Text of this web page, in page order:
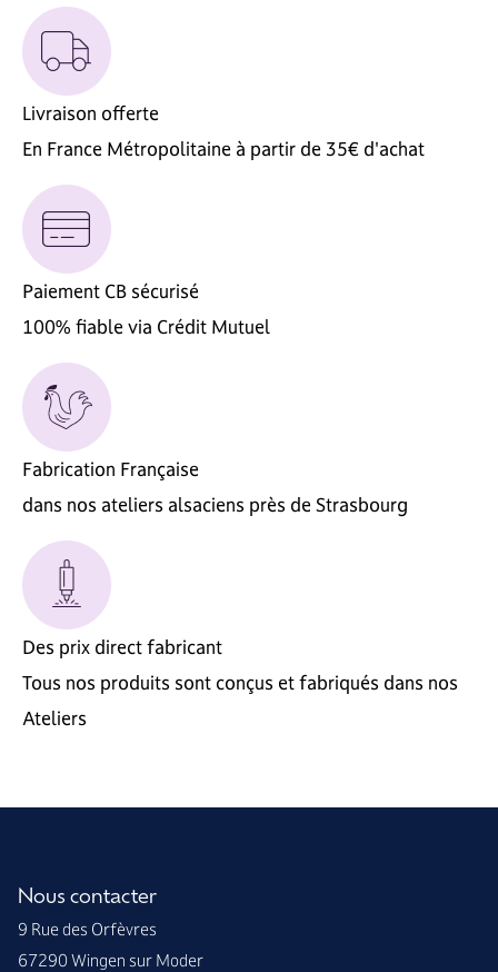
Livraison offerte
En France Métropolitaine à partir de 35€ d'achat
Paiement CB sécurisé
100% fiable via Crédit Mutuel
Fabrication Française
dans nos ateliers alsaciens près de Strasbourg
Des prix direct fabricant
Tous nos produits sont conçus et fabriqués dans nos
Ateliers
Nous contacter
9 Rue des Orfèvres
67290 Wingen sur Moder